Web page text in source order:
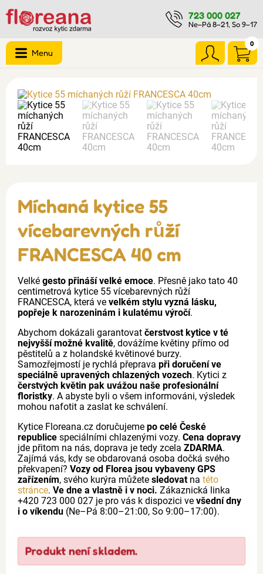
723 000 027
Ne–Pá 8–21, So 9–17
0
Menu
Míchaná kytice 55
vícebarevných růží
FRANCESCA 40 cm
Velké gesto přináší velké emoce. Přesně jako tato 40
centimetrová kytice 55 vícebarevných růží
FRANCESCA, která ve velkém stylu vyzná lásku,
popřeje k narozeninám i kulatému výročí.
Abychom dokázali garantovat čerstvost kytice v té
nejvyšší možné kvalitě, dovážíme květiny přímo od
pěstitelů a z holandské květinové burzy.
Samozřejmostí je rychlá přeprava při doručení ve
speciálně upravených chlazených vozech. Kytici z
čerstvých květin pak uvážou naše profesionální
floristky. A abyste byli o všem informováni, výsledek
mohou nafotit a zaslat ke schválení.
Kytice Floreana.cz doručujeme po celé České
republice speciálními chlazenými vozy. Cena dopravy
jde přitom na nás, doprava je tedy zcela ZDARMA.
Zajímá vás, kdy se obdarovaná osoba dočká svého
překvapení? Vozy od Florea jsou vybaveny GPS
zařízením, svého kurýra můžete sledovatna této
stránce. Ve dne a vlastně i v noci. Zákaznická linka
+420 723 000 027 je pro vás k dispozici ve všední dny
i o víkendu (Ne–Pá 8:00–21:00, So 9:00–17:00).
Produkt není skladem.